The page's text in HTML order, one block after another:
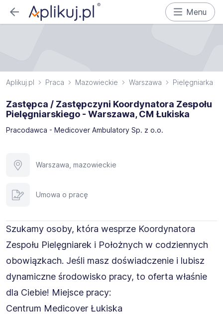
Menu
Aplikuj.pl Praca Mazowieckie Warszawa Pielęgniarka
Zastępca / Zastępczyni Koordynatora Zespołu
Pielęgniarskiego - Warszawa, CM Łukiska
Pracodawca - Medicover Ambulatory Sp. z o.o.
Warszawa, mazowieckie
Umowa o pracę
Szukamy osoby, która wesprze Koordynatora
Zespołu Pielęgniarek i Położnych w codziennych
obowiązkach. Jeśli masz doświadczenie i lubisz
dynamiczne środowisko pracy, to oferta właśnie
dla Ciebie! Miejsce pracy:
Centrum Medicover Łukiska